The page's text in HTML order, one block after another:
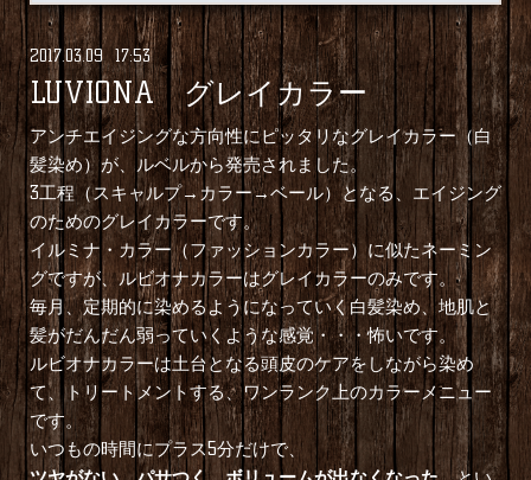
2017.03.09 17:53
LUVIONA グレイカラー
アンチエイジングな方向性にピッタリなグレイカラー（白
髪染め）が、ルベルから発売されました。
3工程（スキャルプ→カラー→ベール）となる、エイジング
のためのグレイカラーです。
イルミナ・カラー（ファッションカラー）に似たネーミン
グですが、ルビオナカラーはグレイカラーのみです。
毎月、定期的に染めるようになっていく白髪染め、地肌と
髪がだんだん弱っていくような感覚・・・怖いです。
ルビオナカラーは土台となる頭皮のケアをしながら染め
て、トリートメントする、ワンランク上のカラーメニュー
です。
いつもの時間にプラス5分だけで、